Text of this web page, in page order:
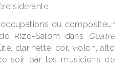
sidérante.
du compositeur
Rizo-Salom dans Quatre
clarinette, cor, violon, alto
soir par les musiciens de